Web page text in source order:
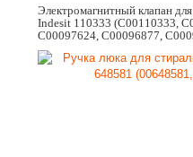
Электромагнитный клапан
Indesit 110333 (C00110333,
C00097624, C00096877,